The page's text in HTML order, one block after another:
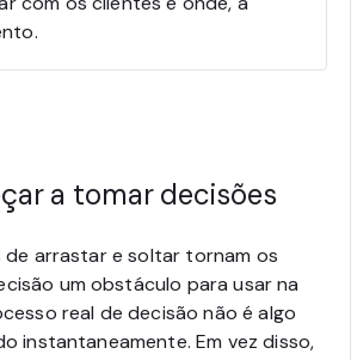
a tomar decisões
de arrastar e soltar tornam os
um obstáculo para usar na
real de decisão não é algo
instantaneamente. Em vez disso,